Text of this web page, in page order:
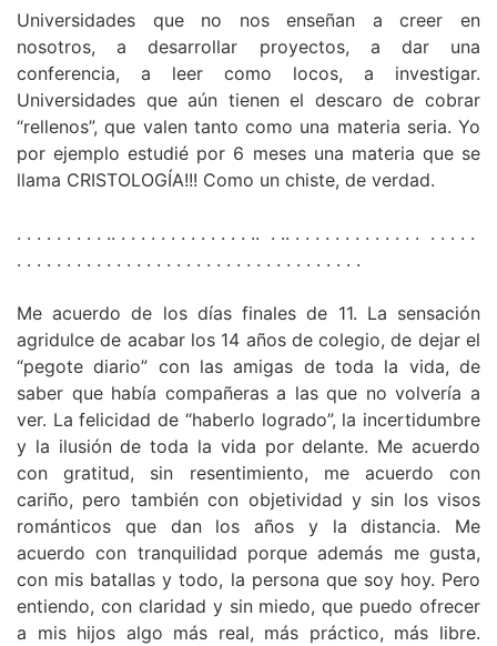
Universidades que no nos enseñan a creer en
nosotros, a desarrollar proyectos, a dar una
conferencia, a leer como locos, a investigar.
Universidades que aún tienen el descaro de cobrar
“rellenos”, que valen tanto como una materia seria. Yo
por ejemplo estudié por 6 meses una materia que se
llama CRISTOLOGÍA!!! Como un chiste, de verdad.
. . . . . . . . . .. . . . . . . . . . . . . . .. . .. . . . . . . . . . . . . . . . . . .
. . . . . . . . . . . . . . . . . . . . . . . . . . . . . . . . . . .
Me acuerdo de los días finales de 11. La sensación
agridulce de acabar los 14 años de colegio, de dejar el
“pegote diario” con las amigas de toda la vida, de
saber que había compañeras a las que no volvería a
ver. La felicidad de “haberlo logrado”, la incertidumbre
y la ilusión de toda la vida por delante. Me acuerdo
con gratitud, sin resentimiento, me acuerdo con
cariño, pero también con objetividad y sin los visos
románticos que dan los años y la distancia. Me
acuerdo con tranquilidad porque además me gusta,
con mis batallas y todo, la persona que soy hoy. Pero
entiendo, con claridad y sin miedo, que puedo ofrecer
a mis hijos algo más real, más práctico, más libre.